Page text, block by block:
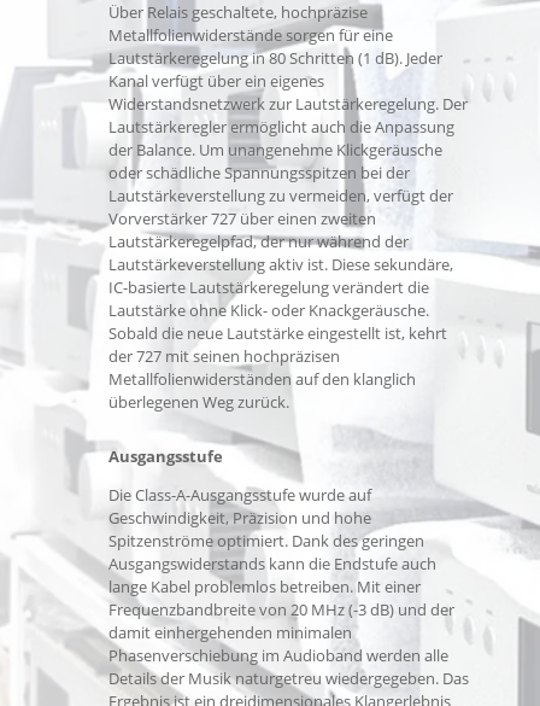
Über Relais geschaltete, hochpräzise
Metallfolienwiderstände sorgen für eine
Lautstärkeregelung in 80 Schritten (1 dB). Jeder
Kanal verfügt über ein eigenes
Widerstandsnetzwerk zur Lautstärkeregelung. Der
Lautstärkeregler ermöglicht auch die Anpassung
der Balance. Um unangenehme Klickgeräusche
oder schädliche Spannungsspitzen bei der
Lautstärkeverstellung zu vermeiden, verfügt der
Vorverstärker 727 über einen zweiten
Lautstärkeregelpfad, der nur während der
Lautstärkeverstellung aktiv ist. Diese sekundäre,
IC-basierte Lautstärkeregelung verändert die
Lautstärke ohne Klick- oder Knackgeräusche.
Sobald die neue Lautstärke eingestellt ist, kehrt
der 727 mit seinen hochpräzisen
Metallfolienwiderständen auf den klanglich
überlegenen Weg zurück.
Ausgangsstufe
Die Class-A-Ausgangsstufe wurde auf
Geschwindigkeit, Präzision und hohe
Spitzenströme optimiert. Dank des geringen
Ausgangswiderstands kann die Endstufe auch
lange Kabel problemlos betreiben. Mit einer
Frequenzbandbreite von 20 MHz (-3 dB) und der
damit einhergehenden minimalen
Phasenverschiebung im Audioband werden alle
Details der Musik naturgetreu wiedergegeben. Das
Ergebnis ist ein dreidimensionales Klangerlebnis